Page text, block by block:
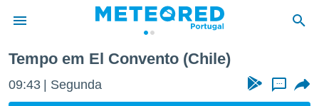
da
Tempo em El Convento (Chile)
09:43 Segunda ...